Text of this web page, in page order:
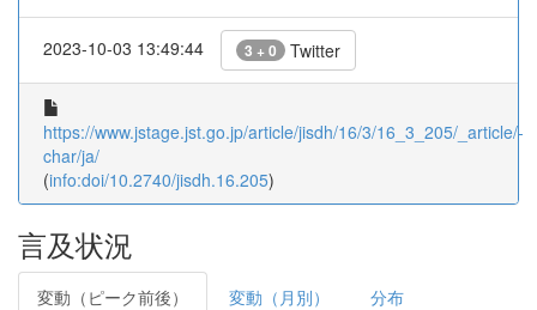
2023-10-03 13:49:44 3 + 0 Twitter
https://www.jstage.jst.go.jp/article/jisdh/16/3/16_3_205/_article/-
char/ja/
(info:doi/10.2740/jisdh.16.205)
言及状況
変動（ピーク前後） 変動（月別） 分布